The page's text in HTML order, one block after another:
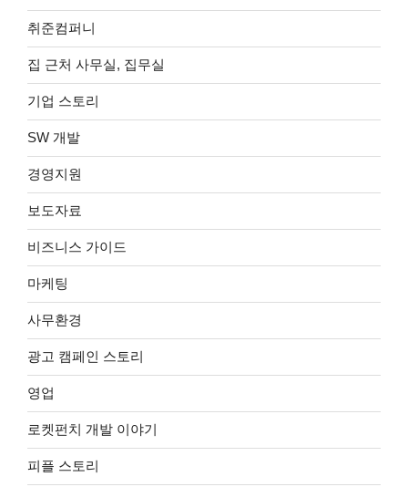
취준컴퍼니
집 근처 사무실, 집무실
기업 스토리
SW 개발
경영지원
보도자료
비즈니스 가이드
마케팅
사무환경
광고 캠페인 스토리
영업
로켓펀치 개발 이야기
피플 스토리